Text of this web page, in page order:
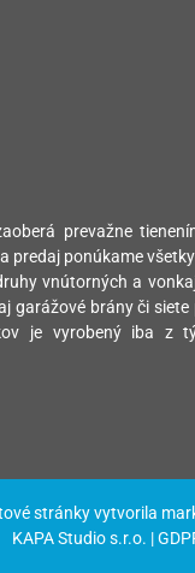
prevažne
predaj ponúkame
vnútorných a
garážové brány či
je vyrobený iba z
stránkyvytvorila
KAPA Studio s.r.o. |